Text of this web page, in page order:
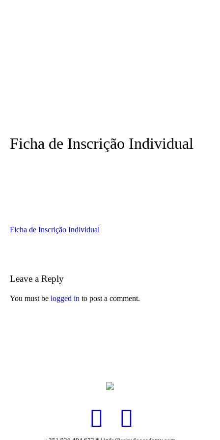
Ficha de Inscrição Individual
Ficha de Inscrição Individual
Leave a Reply
You must be logged in to post a comment.